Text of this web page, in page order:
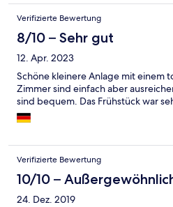
Verifizierte Bewertung
8/10 – Sehr gut
12. Apr. 2023
Schöne kleinere Anlage mit einem
Zimmer sind einfach aber
sind bequem. Das Frühstück war
Verifizierte Bewertung
10/10 –
24. Dez. 2019